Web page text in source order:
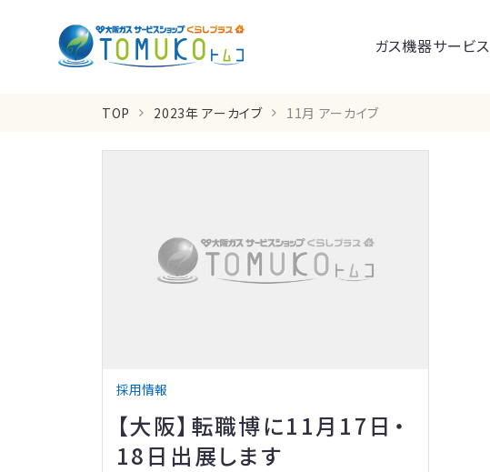
ガス機器サービス
TOP 2023年 アーカイブ 11月 アーカイブ
採用情報
【大阪】転職博に11月17日・
18日出展します